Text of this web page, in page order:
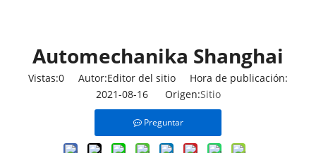
Contáctenos
Automechanika Shanghai
Vistas:0 Autor:Editor del sitio Hora de publicación:
2021-08-16 Origen:Sitio
Preguntar